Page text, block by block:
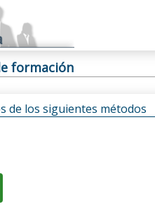
formación
de los siguientes métodos